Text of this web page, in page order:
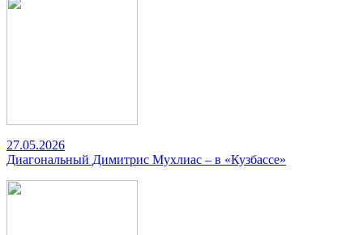
27.05.2026
Диагональный Димитрис Мухлиас – в «Кузбассе»